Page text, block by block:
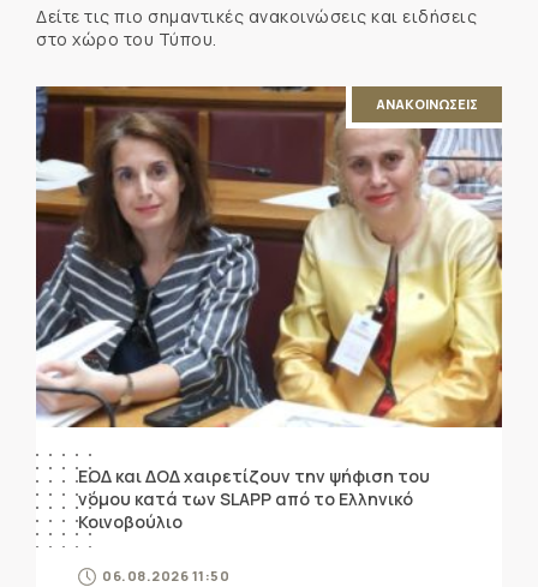
Δείτε τις πιο σημαντικές ανακοινώσεις και ειδήσεις
στο χώρο του Τύπου.
ΑΝΑΚΟΙΝΩΣΕΙΣ
ΕΟΔ και ΔΟΔ χαιρετίζουν την ψήφιση του
νόμου κατά των SLAPP από το Ελληνικό
Κοινοβούλιο
06.08.2026 11:50